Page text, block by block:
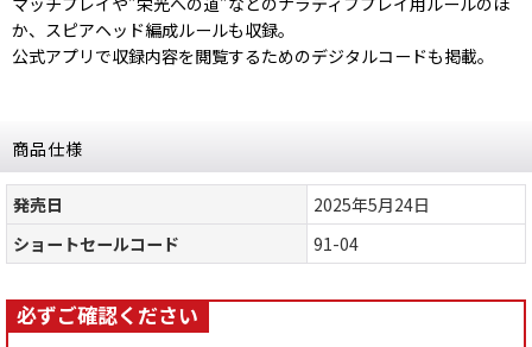
か、スピアヘッド編成ルールも収録。
公式アプリで収録内容を閲覧するためのデジタルコードも掲載。
商品仕様
発売日
2025年5月24日
ショートセールコード
91-04